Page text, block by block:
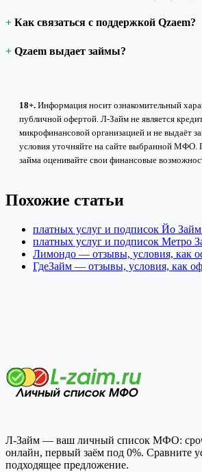
Как связаться с поддержкой Qzaem?
Qzaem выдает займы?
18+. Информация носит ознакомительный
публичной офертой. Л-Займ не является
микрофинансовой организацией и не выдаёт
условия уточняйте на сайте выбранной МФО.
займа оценивайте свои финансовые
Похожие статьи
платных услуг и подписок Йо Займ
платных услуг и подписок Метро
Лимондо — отзывы, условия, как
ГдеЗайм — отзывы, условия, как
Л-Займ — ваш личный список МФО:
онлайн, первый заём под 0%. Сравните
подходящее предложение.